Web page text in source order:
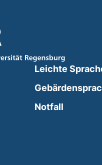
in a new window)
Leichte
Notfall